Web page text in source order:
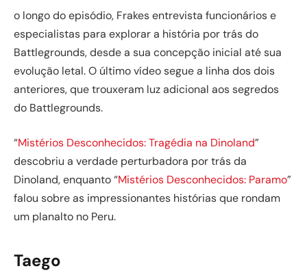
o longo do episódio, Frakes entrevista funcionários e
especialistas para explorar a história por trás do
Battlegrounds, desde a sua concepção inicial até sua
evolução letal. O último vídeo segue a linha dos dois
anteriores, que trouxeram luz adicional aos segredos
do Battlegrounds.
“Mistérios Desconhecidos: Tragédia na Dinoland”
descobriu a verdade perturbadora por trás da
Dinoland, enquanto “Mistérios Desconhecidos: Paramo”
falou sobre as impressionantes histórias que rondam
um planalto no Peru.
Taego